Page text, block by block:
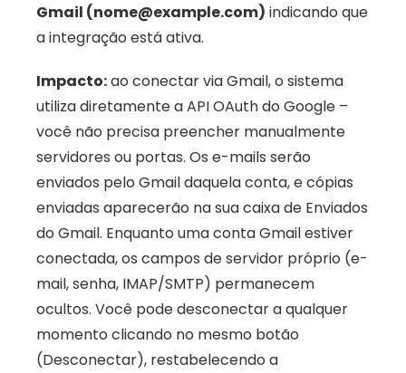
Gmail (nome@example.com) indicando que
a integração está ativa.
Impacto: ao conectar via Gmail, o sistema
utiliza diretamente a API OAuth do Google –
você não precisa preencher manualmente
servidores ou portas. Os e-mails serão
enviados pelo Gmail daquela conta, e cópias
enviadas aparecerão na sua caixa de Enviados
do Gmail. Enquanto uma conta Gmail estiver
conectada, os campos de servidor próprio (e-
mail, senha, IMAP/SMTP) permanecem
ocultos. Você pode desconectar a qualquer
momento clicando no mesmo botão
(Desconectar), restabelecendo a